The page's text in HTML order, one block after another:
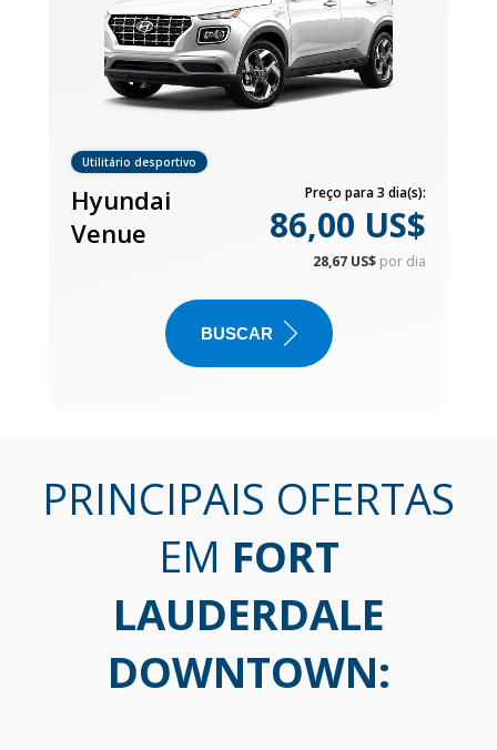
Utilitário desportivo
Hyundai
Venue
Preço para 3 dia(s):
86,00 US$
28,67 US$ por dia
BUSCAR
PRINCIPAIS OFERTAS
EM FORT
LAUDERDALE
DOWNTOWN: